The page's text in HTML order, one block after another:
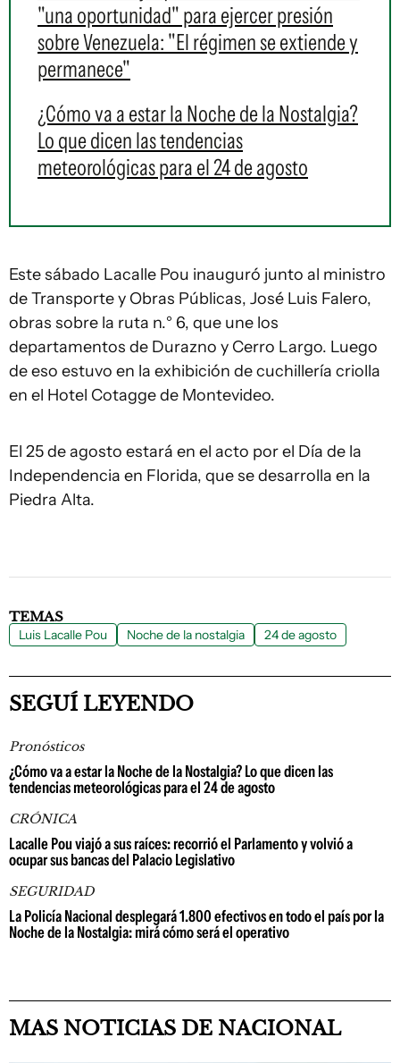
"una oportunidad" para ejercer presión
sobre Venezuela: "El régimen se extiende y
permanece"
¿Cómo va a estar la Noche de la Nostalgia?
Lo que dicen las tendencias
meteorológicas para el 24 de agosto
Este sábado Lacalle Pou inauguró junto al ministro
de Transporte y Obras Públicas, José Luis Falero,
obras sobre la ruta n.° 6, que une los
departamentos de Durazno y Cerro Largo. Luego
de eso estuvo en la exhibición de cuchillería criolla
en el Hotel Cotagge de Montevideo.
El 25 de agosto estará en el acto por el Día de la
Independencia en Florida, que se desarrolla en la
Piedra Alta.
TEMAS
Luis Lacalle Pou Noche de la nostalgia 24 de agosto
SEGUÍ LEYENDO
Pronósticos
¿Cómo va a estar la Noche de la Nostalgia? Lo que dicen las
tendencias meteorológicas para el 24 de agosto
CRÓNICA
Lacalle Pou viajó a sus raíces: recorrió el Parlamento y volvió a
ocupar sus bancas del Palacio Legislativo
SEGURIDAD
La Policía Nacional desplegará 1.800 efectivos en todo el país por la
Noche de la Nostalgia: mirá cómo será el operativo
MAS NOTICIAS DE NACIONAL